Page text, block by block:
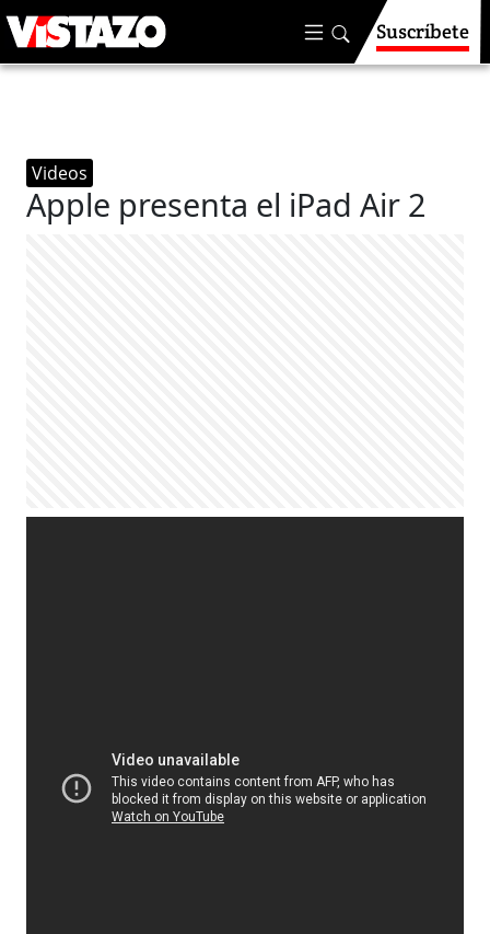
Suscríbete
Videos
Apple presenta el iPad Air 2